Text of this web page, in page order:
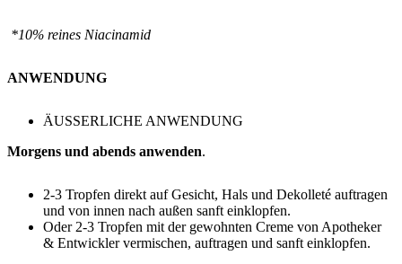
*10% reines Niacinamid
ANWENDUNG
ÄUSSERLICHE ANWENDUNG
Morgens und abends anwenden.
2-3 Tropfen direkt auf Gesicht, Hals und Dekolleté auftragen
und von innen nach außen sanft einklopfen.
Oder 2-3 Tropfen mit der gewohnten Creme von Apotheker
& Entwickler vermischen, auftragen und sanft einklopfen.